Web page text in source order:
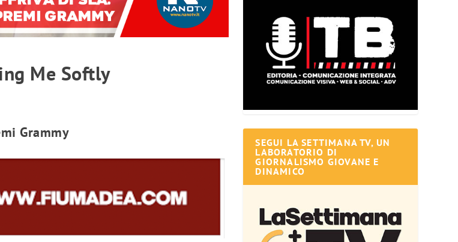
Me Softly
Grammy
SEGUI LA SETTIMANA TV, UN
LABORATORIO DI
GIORNALISMO GIOVANE E
DINAMICO